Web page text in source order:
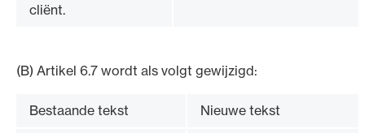
cliënt.
(B) Artikel 6.7 wordt als volgt gewijzigd:
Bestaande tekst Nieuwe tekst